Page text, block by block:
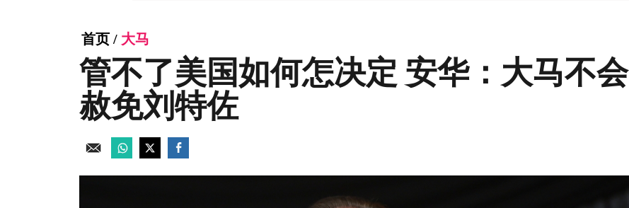
首页 / 大马
管不了美国如何怎决定 安华：大马不会
赦免刘特佐